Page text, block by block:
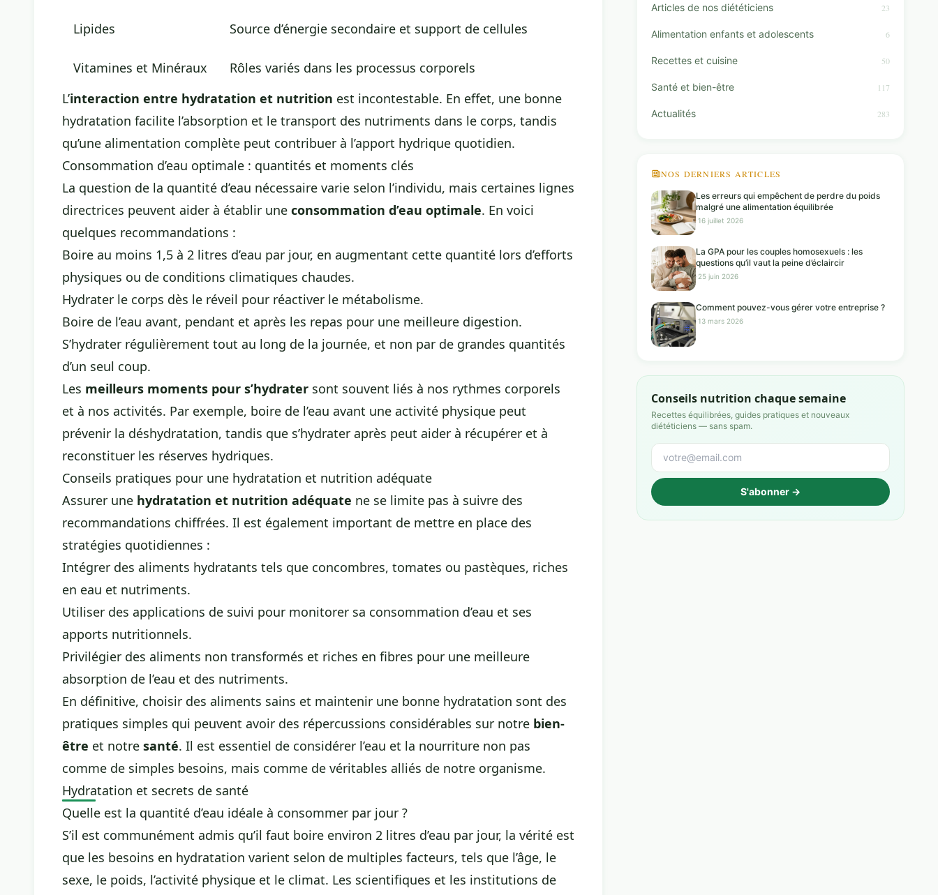
Lipides Source d’énergie secondaire et support de cellules
Vitamines et Minéraux
Rôles variés dans les processus corporels
L’interaction entre hydratation et nutrition est incontestable. En effet, une bonne
hydratation facilite l’absorption et le transport des nutriments dans le corps, tandis
qu’une alimentation complète peut contribuer à l’apport hydrique quotidien.
Consommation d’eau optimale : quantités et moments clés
La question de la quantité d’eau nécessaire varie selon l’individu, mais certaines lignes
directrices peuvent aider à établir une consommation d’eau optimale. En voici
quelques recommandations :
Boire au moins 1,5 à 2 litres d’eau par jour, en augmentant cette quantité lors d’efforts
physiques ou de conditions climatiques chaudes.
Hydrater le corps dès le réveil pour réactiver le métabolisme.
Boire de l’eau avant, pendant et après les repas pour une meilleure digestion.
S’hydrater régulièrement tout au long de la journée, et non par de grandes quantités
d’un seul coup.
Les meilleurs moments pour s’hydrater sont souvent liés à nos rythmes corporels
et à nos activités. Par exemple, boire de l’eau avant une activité physique peut
prévenir la déshydratation, tandis que s’hydrater après peut aider à récupérer et à
reconstituer les réserves hydriques.
Conseils pratiques pour une hydratation et nutrition adéquate
Assurer une hydratation et nutrition adéquate ne se limite pas à suivre des
recommandations chiffrées. Il est également important de mettre en place des
stratégies quotidiennes :
Intégrer des aliments hydratants tels que concombres, tomates ou pastèques, riches
en eau et nutriments.
Utiliser des applications de suivi pour monitorer sa consommation d’eau et ses
apports nutritionnels.
Privilégier des aliments non transformés et riches en fibres pour une meilleure
absorption de l’eau et des nutriments.
En définitive, choisir des aliments sains et maintenir une bonne hydratation sont des
pratiques simples qui peuvent avoir des répercussions considérables sur notre bien-
être et notre santé. Il est essentiel de considérer l’eau et la nourriture non pas
comme de simples besoins, mais comme de véritables alliés de notre organisme.
Hydratation et secrets de santé
Quelle est la quantité d’eau idéale à consommer par jour ?
S’il est communément admis qu’il faut boire environ 2 litres d’eau par jour, la vérité est
que les besoins en hydratation varient selon de multiples facteurs, tels que l’âge, le
sexe, le poids, l’activité physique et le climat. Les scientifiques et les institutions de
Articles de nos diététiciens 23
Alimentation enfants et adolescents 6
Recettes et cuisine 50
Santé et bien-être 117
Actualités 283
NOS DERNIERS ARTICLES
Les erreurs qui empêchent de perdre du poids
malgré une alimentation équilibrée
·16 juillet 2026
La GPA pour les couples homosexuels : les
questions qu’il vaut la peine d’éclaircir
·25 juin 2026
Comment pouvez-vous gérer votre entreprise ?
·13 mars 2026
Conseils nutrition chaque semaine
Recettes équilibrées, guides pratiques et nouveaux
diététiciens — sans spam.
S'abonner →